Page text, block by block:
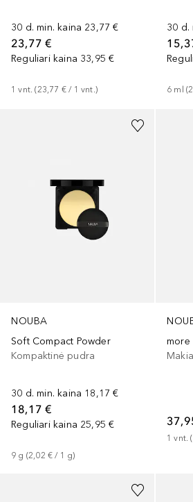
30 d. min. kaina 23,77 €
23,77 €
Reguliari kaina 33,95 €
1 vnt. (23,77 € / 1 vnt.)
30 d.
6 ml (
NOUBA
Soft Compact Powder
Kompaktinė pudra
30 d. min. kaina 18,17 €
18,17 €
Reguliari kaina 25,95 €
9 g (2,02 € / 1 g)
1 vnt. (